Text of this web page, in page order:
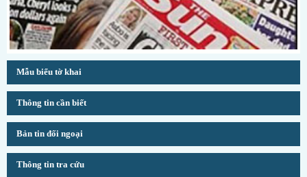
Mẫu biểu tờ khai
Thông tin cần biết
Bản tin đối ngoại
Thông tin tra cứu